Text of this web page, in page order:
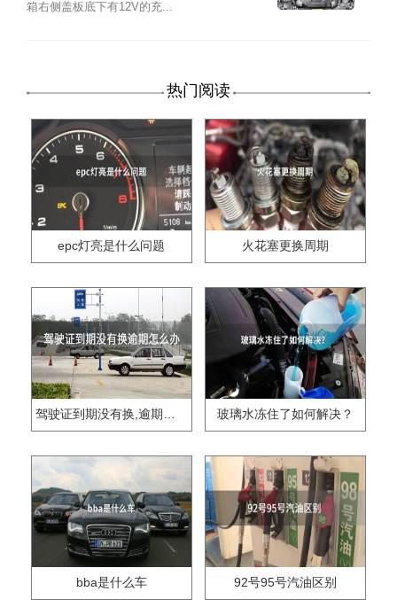
箱右侧盖板底下有12V的充...
热门阅读
epc灯亮是什么问题 火花塞更换周期
驾驶证到期没有换,逾期怎么办?? 玻璃水冻住了如何解决？
bba是什么车 92号95号汽油区别